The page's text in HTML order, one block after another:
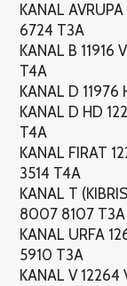
KANAL
6724 T3A
KANAL B
T4A
KANAL D
KANAL D HD
T4A
KANAL FIRAT
3514 T4A
KANAL T
8007 8107 T3A
KANAL URFA
5910 T3A
KANAL V